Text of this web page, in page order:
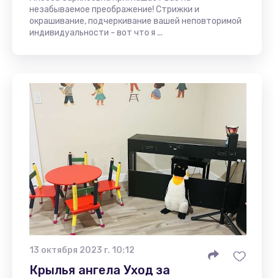
незабываемое преображение! Стрижки и
окрашивание, подчеркивание вашей неповторимой
индивидуальности - вот что я ...
13 октября 2023 г. 10:12
Крылья ангела Уход за